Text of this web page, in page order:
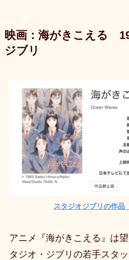
映画：海がきこえる
ジブリ
スタジオジブリの作
アニメ『海がきこえる』は
タジオ・ジブリの若手スタ